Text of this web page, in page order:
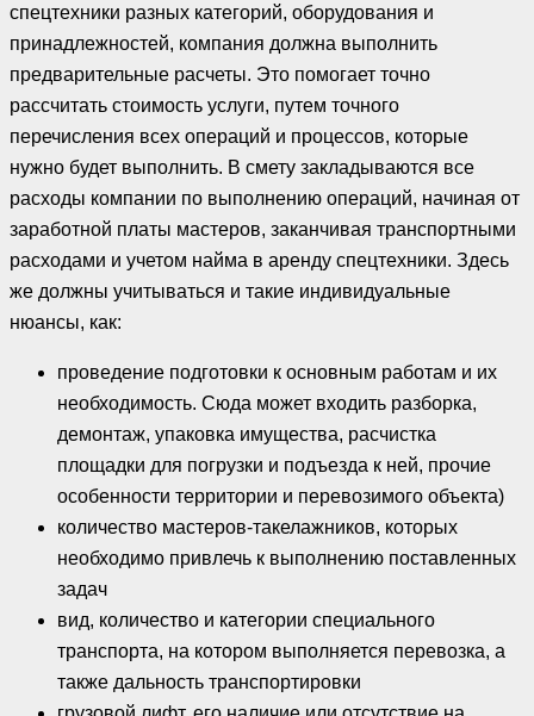
спецтехники разных категорий, оборудования и
принадлежностей, компания должна выполнить
предварительные расчеты. Это помогает точно
рассчитать стоимость услуги, путем точного
перечисления всех операций и процессов, которые
нужно будет выполнить. В смету закладываются все
расходы компании по выполнению операций, начиная от
заработной платы мастеров, заканчивая транспортными
расходами и учетом найма в аренду спецтехники. Здесь
же должны учитываться и такие индивидуальные
нюансы, как:
проведение подготовки к основным работам и их
необходимость. Сюда может входить разборка,
демонтаж, упаковка имущества, расчистка
площадки для погрузки и подъезда к ней, прочие
особенности территории и перевозимого объекта)
количество мастеров-такелажников, которых
необходимо привлечь к выполнению поставленных
задач
вид, количество и категории специального
транспорта, на котором выполняется перевозка, а
также дальность транспортировки